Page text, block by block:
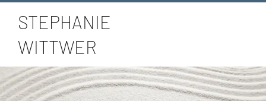
STEPHANIE
WITTWER